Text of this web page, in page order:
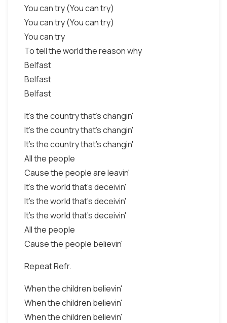
You can try (You can try)
You can try (You can try)
You can try
To tell the world the reason why
Belfast
Belfast
Belfast
It's the country that's changin'
It's the country that's changin'
It's the country that's changin'
All the people
Cause the people are leavin'
It's the world that's deceivin'
It's the world that's deceivin'
It's the world that's deceivin'
All the people
Cause the people believin'
Repeat Refr.
When the children believin'
When the children believin'
When the children believin'